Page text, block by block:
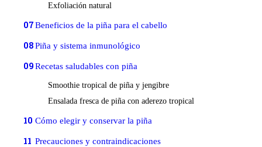
Exfoliación natural
07Beneficios de la piña para el cabello
08Piña y sistema inmunológico
09Recetas saludables con piña
Smoothie tropical de piña y jengibre
Ensalada fresca de piña con aderezo tropical
10 Cómo elegir y conservar la piña
11 Precauciones y contraindicaciones